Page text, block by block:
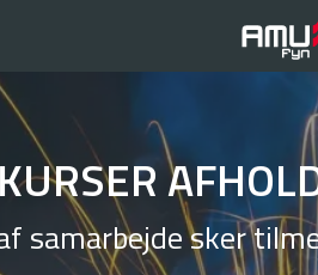
samarbejde sker